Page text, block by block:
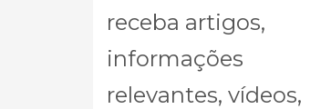
receba artigos,
informações
relevantes, vídeos,